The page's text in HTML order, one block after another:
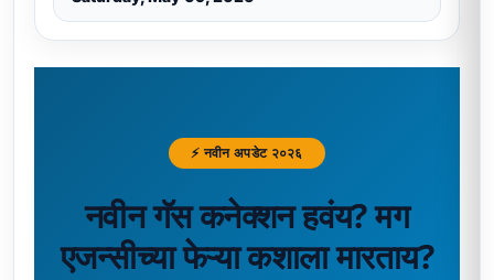
⚡ नवीन अपडेट २०२६
नवीन गॅस कनेक्शन हवंय? मग
एजन्सीच्या फेऱ्या कशाला मारताय?